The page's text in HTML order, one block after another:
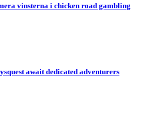
vinsterna i chicken road gambling
await dedicated adventurers